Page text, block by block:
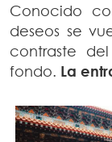
Conocido
deseos se
contraste
fondo. La